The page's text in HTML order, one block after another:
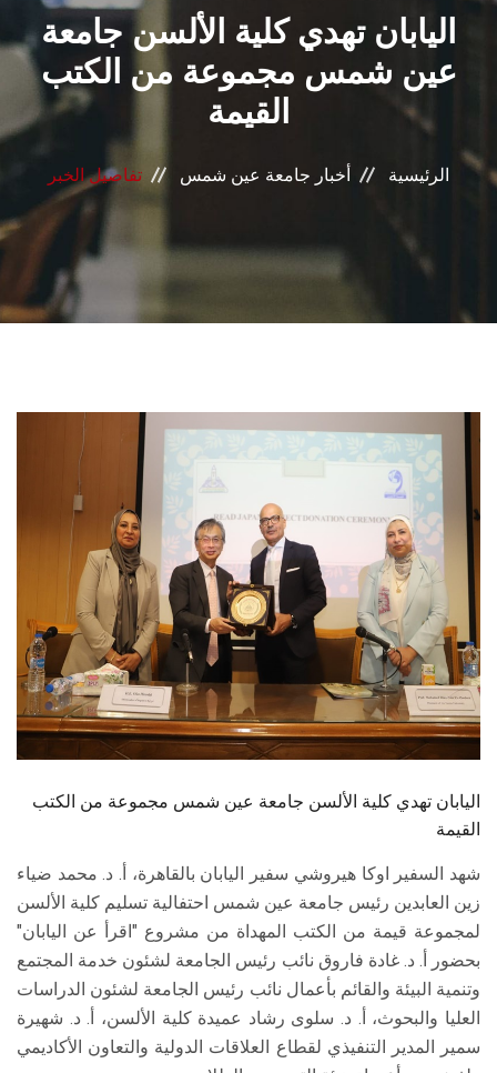
الشئون الأكاديمية
البحث العلمي
المراكز والوحدات
الأنظمة الذكية
هيئة التدريس
الدراسات العليا
الخريجين
الموظفون
الزائـرون
اليابان تهدي كلية الألسن جامعة
عين شمس مجموعة من الكتب
القيمة
الرئيسية أخبار جامعة عين شمس تفاصيل الخبر
اليابان تهدي كلية الألسن جامعة عين شمس مجموعة من الكتب
القيمة
شهد السفير اوكا هيروشي سفير اليابان بالقاهرة، أ. د. محمد ضياء
زين العابدين رئيس جامعة عين شمس احتفالية تسليم كلية الألسن
لمجموعة قيمة من الكتب المهداة من مشروع "اقرأ عن اليابان"
بحضور أ. د. غادة فاروق نائب رئيس الجامعة لشئون خدمة المجتمع
وتنمية البيئة والقائم بأعمال نائب رئيس الجامعة لشئون الدراسات
العليا والبحوث، أ. د. سلوى رشاد عميدة كلية الألسن، أ. د. شهيرة
سمير المدير التنفيذي لقطاع العلاقات الدولية والتعاون الأكاديمي